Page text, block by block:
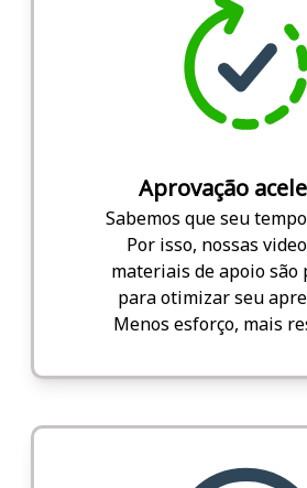
Aprovação
Sabemos que seu
Por isso, nossas
materiais de apoio são
para otimizar seu
Menos esforço, mais